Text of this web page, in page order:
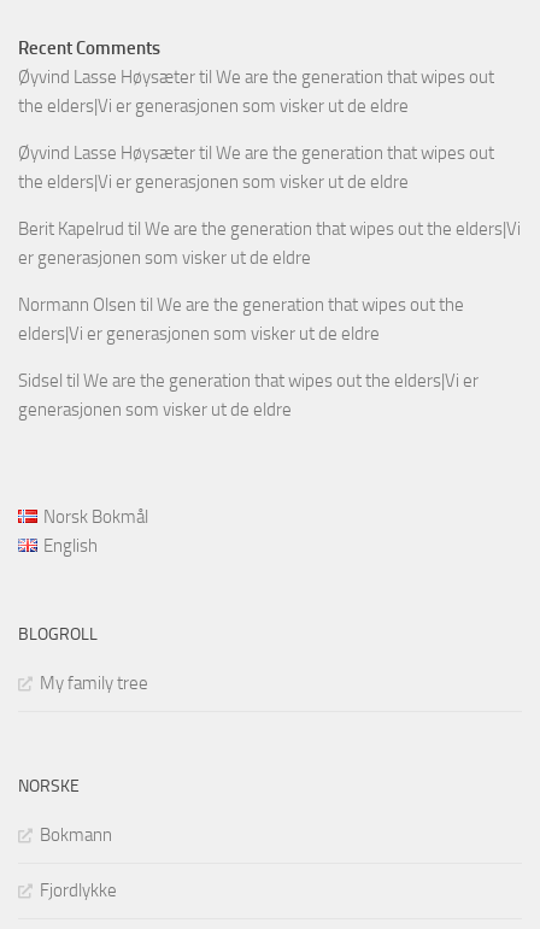
Recent Comments
Øyvind Lasse Høysætertil We are the generation that wipes out
the elders|Vi er generasjonen som visker ut de eldre
Øyvind Lasse Høysætertil We are the generation that wipes out
the elders|Vi er generasjonen som visker ut de eldre
Berit Kapelrud til We are the generation that wipes out the elders|Vi
er generasjonen som visker ut de eldre
Normann Olsen til We are the generation that wipes out the
elders|Vi er generasjonen som visker ut de eldre
Sidsel til We are the generation that wipes out the elders|Vi er
generasjonen som visker ut de eldre
Norsk Bokmål
English
BLOGROLL
My family tree
NORSKE
Bokmann
Fjordlykke